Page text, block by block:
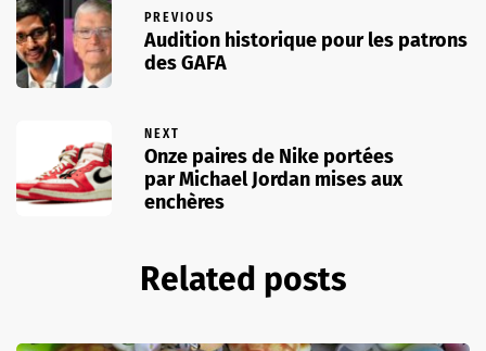
PREVIOUS
Audition historique pour les patrons
des GAFA
NEXT
Onze paires de Nike portées
par Michael Jordan mises aux
enchères
Related posts